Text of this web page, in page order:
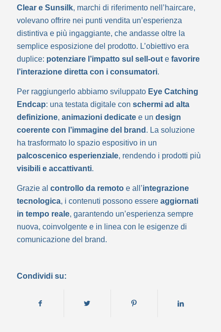
Clear e Sunsilk, marchi di riferimento nell’haircare,
volevano offrire nei punti vendita un’esperienza
distintiva e più ingaggiante, che andasse oltre la
semplice esposizione del prodotto. L’obiettivo era
duplice: potenziare l’impatto sul sell-oute favorire
l’interazione diretta con i consumatori.
Per raggiungerlo abbiamo sviluppato Eye Catching
Endcap: una testata digitale con schermi ad alta
definizione, animazioni dedicatee un design
coerente con l’immagine del brand . La soluzione
ha trasformato lo spazio espositivo in un
palcoscenico esperienziale, rendendo i prodotti più
visibili e accattivanti.
Grazie al controllo da remotoe all’integrazione
tecnologica, i contenuti possono essere aggiornati
in tempo reale, garantendo un’esperienza sempre
nuova, coinvolgente e in linea con le esigenze di
comunicazione del brand.
Condividi su: